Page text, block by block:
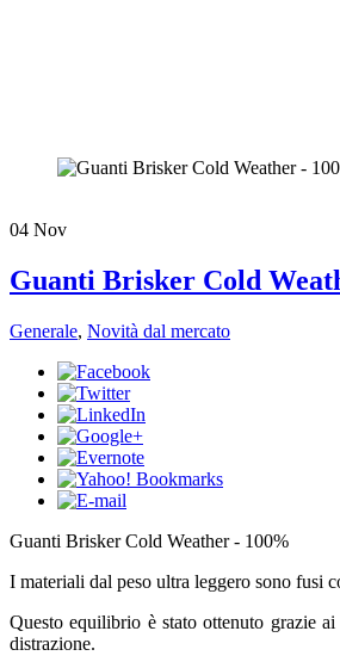
04 Nov
​Guanti Brisker Cold
Generale, Novità dal mercato
​Guanti Brisker Cold Weather - 100%
I materiali dal peso ultra leggero sono fusi
Questo equilibrio è stato ottenuto grazie
distrazione.